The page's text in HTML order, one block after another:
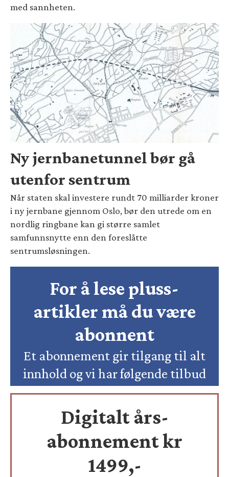
med sannheten.
Ny jernbanetunnel bør gå
utenfor sentrum
Når staten skal investere rundt 70 milliarder kroner
i ny jernbane gjennom Oslo, bør den utrede om en
nordlig ringbane kan gi større samlet
samfunnsnytte enn den foreslåtte
sentrumsløsningen.
For å lese pluss-
artikler må du være
abonnent
Et abonnement gir tilgang til alt
innhold og vi har følgende tilbud
Digitalt års-
abonnement kr
1499,-